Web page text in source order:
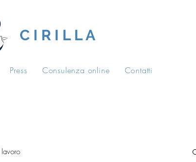
C I R I L L A
Press Consulenza online Contatti